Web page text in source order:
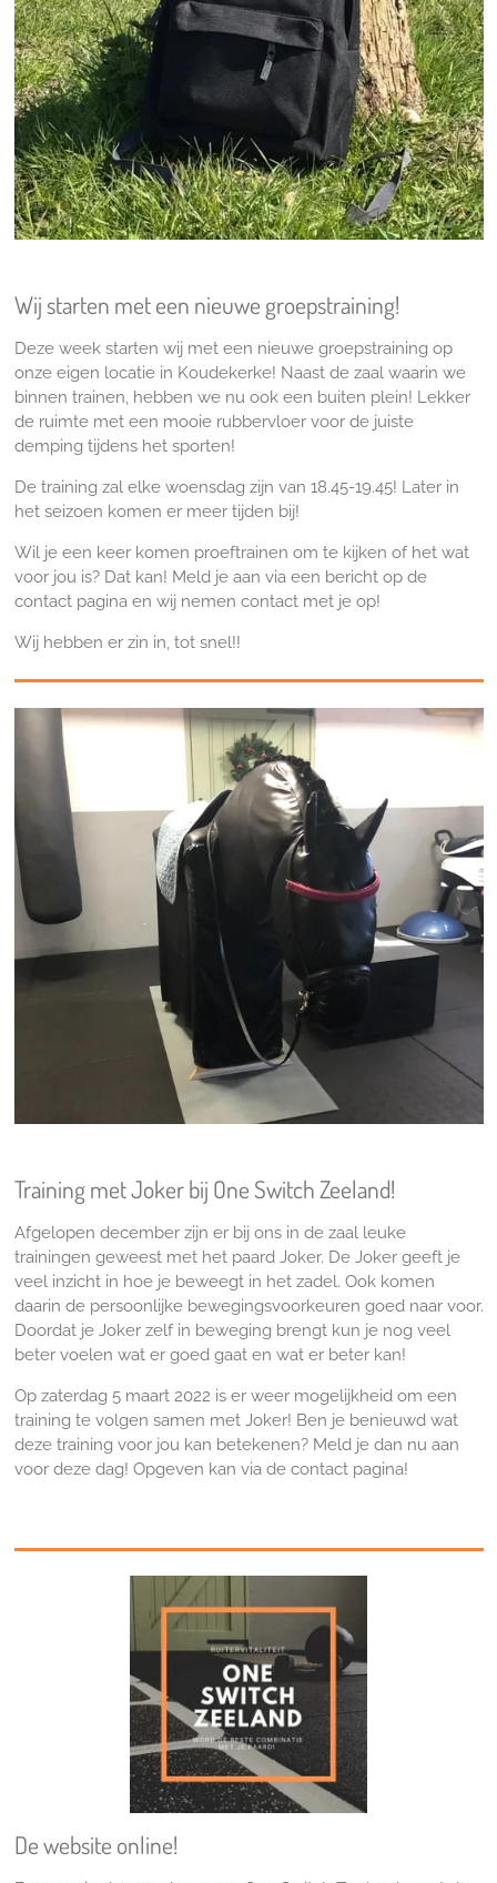
Wij starten met een nieuwe groepstraining!
Deze week starten wij met een nieuwe groepstraining op
onze eigen locatie in Koudekerke! Naast de zaal waarin we
binnen trainen, hebben we nu ook een buiten plein! Lekker
de ruimte met een mooie rubbervloer voor de juiste
demping tijdens het sporten!
De training zal elke woensdag zijn van 18.45-19.45! Later in
het seizoen komen er meer tijden bij!
Wil je een keer komen proeftrainen om te kijken of het wat
voor jou is? Dat kan! Meld je aan via een bericht op de
contact pagina en wij nemen contact met je op!
Wij hebben er zin in, tot snel!!
Training met Joker bij One Switch Zeeland!
Afgelopen december zijn er bij ons in de zaal leuke
trainingen geweest met het paard Joker. De Joker geeft je
veel inzicht in hoe je beweegt in het zadel. Ook komen
daarin de persoonlijke bewegingsvoorkeuren goed naar voor.
Doordat je Joker zelf in beweging brengt kun je nog veel
beter voelen wat er goed gaat en wat er beter kan!
Op zaterdag 5 maart 2022 is er weer mogelijkheid om een
training te volgen samen met Joker! Ben je benieuwd wat
deze training voor jou kan betekenen? Meld je dan nu aan
voor deze dag! Opgeven kan via de contact pagina!
De website online!